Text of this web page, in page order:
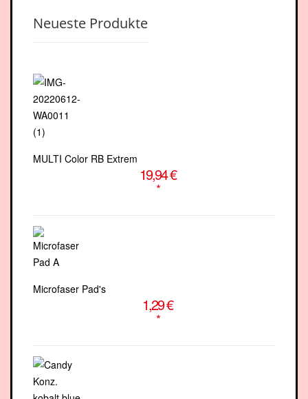
Neueste Produkte
MULTI Color RB Extrem
19,94 €
*
Microfaser Pad's
1,29 €
*